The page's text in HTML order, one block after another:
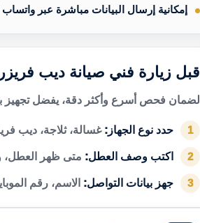
إمكانية إرسال البيانات مباشرة عبر
قبل زيارة فني صيانة ديب
لضمان فحص أسرع وأكثر دقة، يفضل تجهيز
1 حدد نوع الجهاز: غسالة، ثلاجة، ديب
2 اكتب وصف العطل: متى ظهر العطل،
3 جهز بيانات التواصل: الاسم، رقم